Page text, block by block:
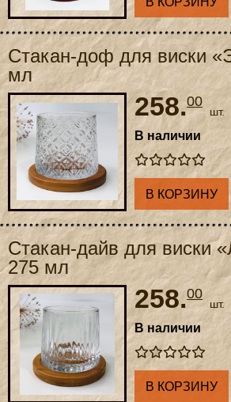
Стакан-доф для виски
мл
258.00
шт.
В наличии
В КОРЗИНУ
Стакан-дайв для виски
275 мл
258.00
шт.
В наличии
В КОРЗИНУ